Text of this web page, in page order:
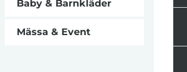
Baby & Barnkläder
Mässa & Event